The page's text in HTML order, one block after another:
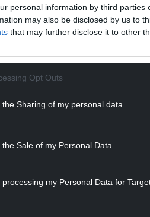
personal information by third parties
may also be disclosed by us to
that may further disclose it to other
Opt Outs
Sharing of my personal data.
Sale of my Personal Data.
my Personal Data for
les hablábamos de
Juniors. ¿Adivine a qué
BELOW